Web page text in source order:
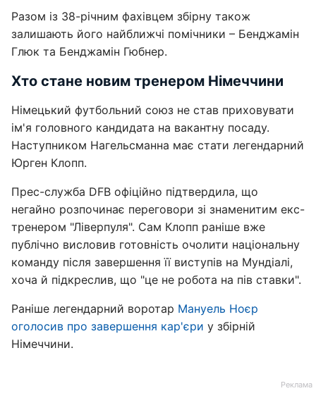
Разом із 38-річним фахівцем збірну також
залишають його найближчі помічники – Бенджамін
Глюк та Бенджамін Гюбнер.
Хто стане новим тренером Німеччини
Німецький футбольний союз не став приховувати
ім'я головного кандидата на вакантну посаду.
Наступником Нагельсманна має стати легендарний
Юрген Клопп.
Прес-служба DFB офіційно підтвердила, що
негайно розпочинає переговори зі знаменитим екс-
тренером "Ліверпуля". Сам Клопп раніше вже
публічно висловив готовність очолити національну
команду після завершення її виступів на Мундіалі,
хоча й підкреслив, що "це не робота на пів ставки".
Раніше легендарний воротар Мануель Ноєр
оголосив про завершення кар'єри у збірній
Німеччини.